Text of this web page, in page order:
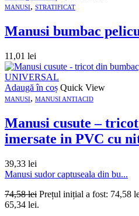
MANUSI, STRATIFICAT
Manusi bumbac
11,01 lei
Adaugă în coș Quick View
MANUSI, MANUSI ANTIACID
Manusi cusute –
imersate in PVC cu
39,33 lei
Manusi sudor captuseala din bu...
74,58lei Prețul inițial a fost: 74,58
65,34 lei.